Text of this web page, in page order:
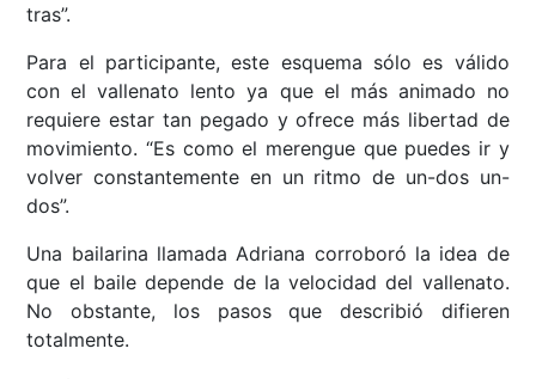
tras”.
Para el participante, este esquema sólo es válido
con el vallenato lento ya que el más animado no
requiere estar tan pegado y ofrece más libertad de
movimiento. “Es como el merengue que puedes ir y
volver constantemente en un ritmo de un-dos un-
dos”.
Una bailarina llamada Adriana corroboró la idea de
que el baile depende de la velocidad del vallenato.
No obstante, los pasos que describió difieren
totalmente.